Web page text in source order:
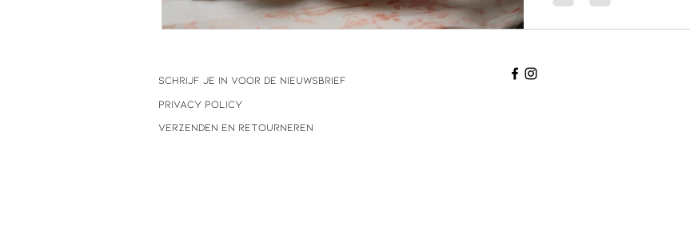
SCHRIJF JE IN VOOR DE NIEUWSBRIEF
privacy policy
VERZENDEN EN RETOURNEREN